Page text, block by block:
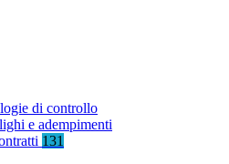
di controllo
e adempimenti
131